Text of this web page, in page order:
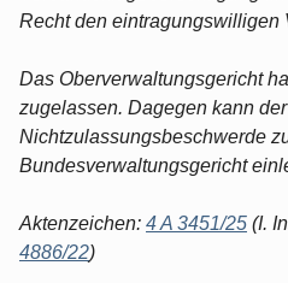
Recht den eintragungswilligen
Das Oberverwaltungsgericht
zugelassen. Dagegen kann
Nichtzulassungsbeschwerde
Bundesverwaltungsgericht
Aktenzeichen: 4 A 3451/25 (I.
4886/22)